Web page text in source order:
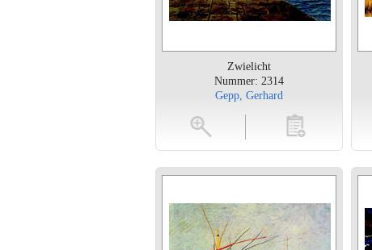
Zwielicht
Nummer: 2314
Gepp, Gerhard
toevoegen vergroten